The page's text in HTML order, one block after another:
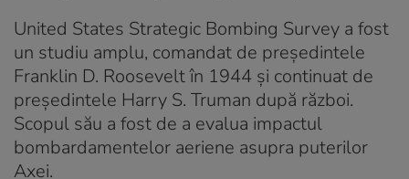
United States Strategic Bombing Survey a fost
un studiu amplu, comandat de președintele
Franklin D. Roosevelt în 1944 și continuat de
președintele Harry S. Truman după război.
Scopul său a fost de a evalua impactul
bombardamentelor aeriene asupra puterilor
Axei.